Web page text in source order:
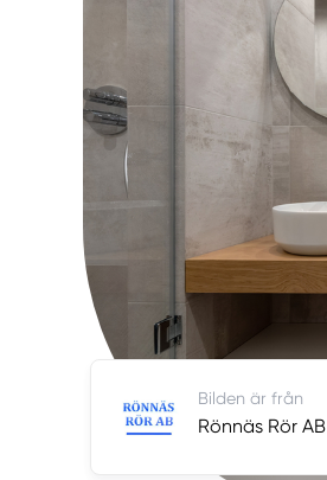
Bilden är från
Rönnäs Rör AB